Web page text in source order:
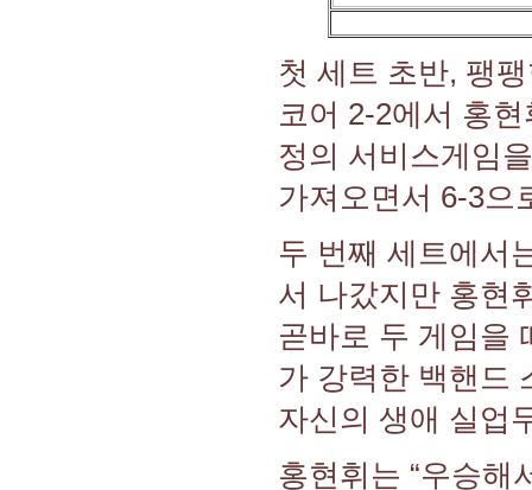
첫 세트 초반, 팽
코어 2-2에서 홍
정의 서비스게임
가져오면서 6-3으
두 번째 세트에서
서 나갔지만 홍현
곧바로 두 게임을
가 강력한 백핸드
자신의 생애 실업
홍현휘는 “우승해